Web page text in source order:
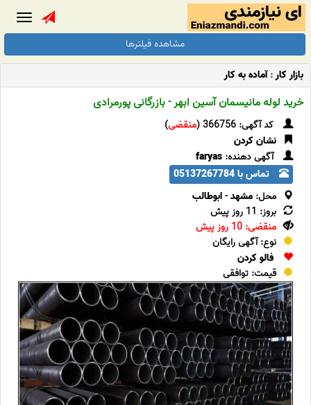
مشاهده فیلترها
بازار کار:آماده به کار
خرید لوله مانیسمان آسین ابهر - بازرگانی پورمرادی
کد آگهی: 366756 ( منقضی)
نشان کردن
آگهی دهنده: faryas
تماس با 05137267784
محل: مشهد-ابوطالب
بروز: 11 روز پیش
منقضی: 10 روز پیش
نوع: آگهی رایگان
فالو کردن
قیمت: توافقی